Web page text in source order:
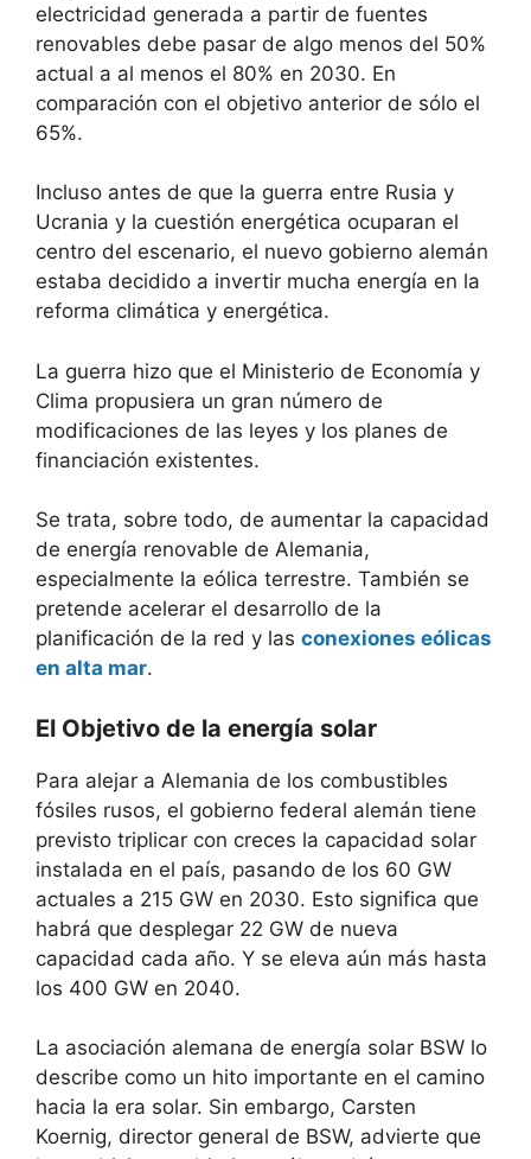
electricidad generada a partir de fuentes
renovables debe pasar de algo menos del 50%
actual a al menos el 80% en 2030. En
comparación con el objetivo anterior de sólo el
65%.
Incluso antes de que la guerra entre Rusia y
Ucrania y la cuestión energética ocuparan el
centro del escenario, el nuevo gobierno alemán
estaba decidido a invertir mucha energía en la
reforma climática y energética.
La guerra hizo que el Ministerio de Economía y
Clima propusiera un gran número de
modificaciones de las leyes y los planes de
financiación existentes.
Se trata, sobre todo, de aumentar la capacidad
de energía renovable de Alemania,
especialmente la eólica terrestre. También se
pretende acelerar el desarrollo de la
planificación de la red y las conexiones eólicas
en alta mar.
El Objetivo de la energía solar
Para alejar a Alemania de los combustibles
fósiles rusos, el gobierno federal alemán tiene
previsto triplicar con creces la capacidad solar
instalada en el país, pasando de los 60 GW
actuales a 215 GW en 2030. Esto significa que
habrá que desplegar 22 GW de nueva
capacidad cada año. Y se eleva aún más hasta
los 400 GW en 2040.
La asociación alemana de energía solar BSW lo
describe como un hito importante en el camino
hacia la era solar. Sin embargo, Carsten
Koernig, director general de BSW, advierte que